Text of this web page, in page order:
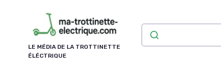
LE MÉDIA DE LA TROTTINETTE
ÉLÉCTRIQUE